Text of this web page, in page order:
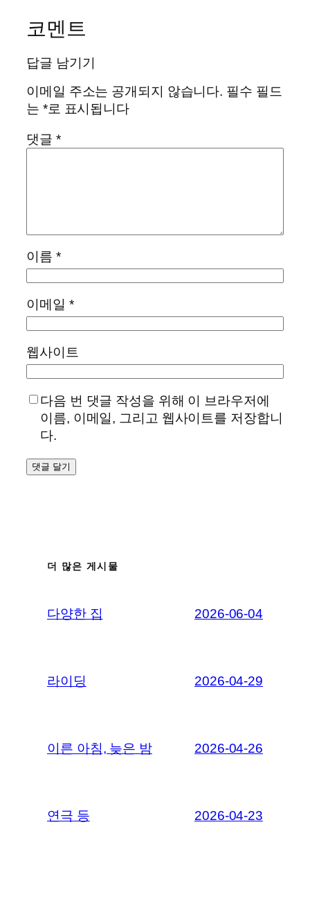
코멘트
답글 남기기
이메일 주소는 공개되지 않습니다. 필수 필드
는 *로 표시됩니다
댓글 *
이름 *
이메일 *
웹사이트
다음 번 댓글 작성을 위해 이 브라우저에
이름, 이메일, 그리고 웹사이트를 저장합니
다.
더 많은 게시물
다양한 집 2026-06-04
라이딩 2026-04-29
이른 아침, 늦은 밤 2026-04-26
연극 등 2026-04-23